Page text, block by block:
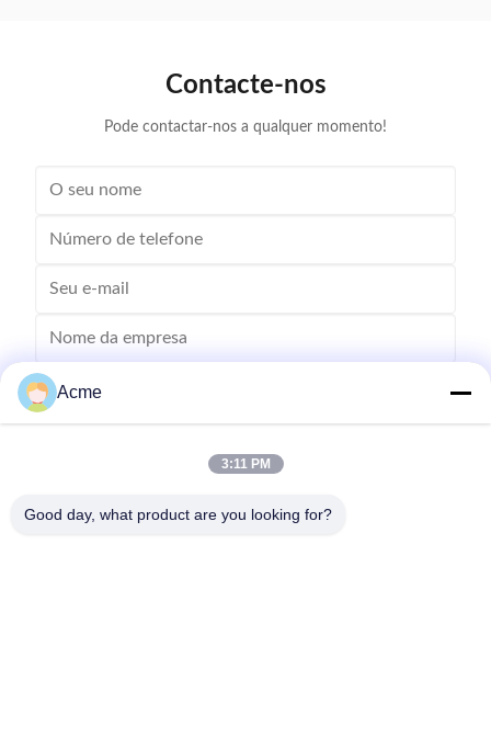
appropriate for the item to be cleaned and the type of
Contacte-nos
Pode contactar-nos a qualquer momento!
Envie
Acme
3:11 PM
Good day, what product are you looking for?